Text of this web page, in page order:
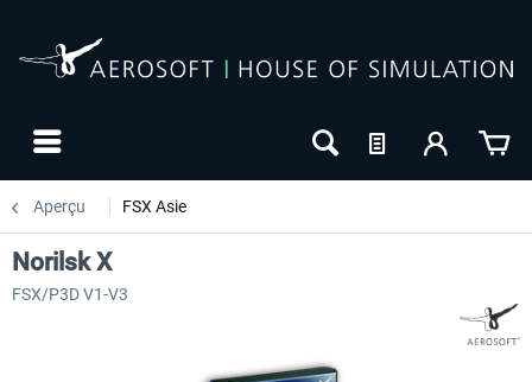
Aperçu FSX Asie
Norilsk X
FSX/P3D V1-V3